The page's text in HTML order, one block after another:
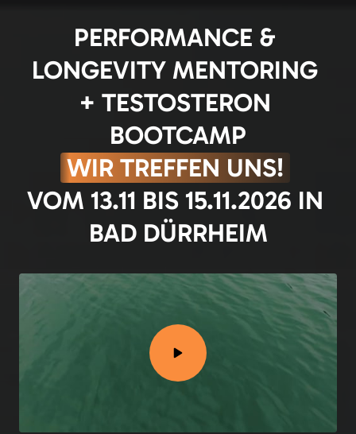
PERFORMANCE &
LONGEVITY MENTORING
+ TESTOSTERON
BOOTCAMP
WIR TREFFEN UNS!
VOM 13.11 BIS 15.11.2026 IN
BAD DÜRRHEIM